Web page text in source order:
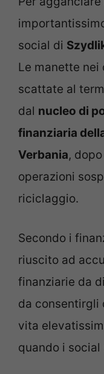
social di
Le manette nei
scattate al
dal nucleo di
finanziaria
Verbania,
operazioni
riciclaggio.
Secondo i
riuscito ad
finanziarie da
da consentirgli
vita
quando i